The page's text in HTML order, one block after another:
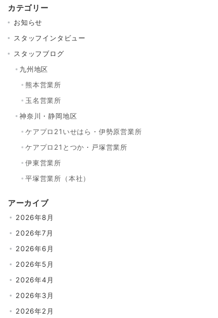
カテゴリー
お知らせ
スタッフインタビュー
スタッフブログ
九州地区
熊本営業所
玉名営業所
神奈川・静岡地区
ケアプロ21いせはら・伊勢原営業所
ケアプロ21とつか・戸塚営業所
伊東営業所
平塚営業所（本社）
アーカイブ
2026年8月
2026年7月
2026年6月
2026年5月
2026年4月
2026年3月
2026年2月